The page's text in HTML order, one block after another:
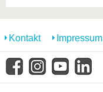
Kontakt Impressum